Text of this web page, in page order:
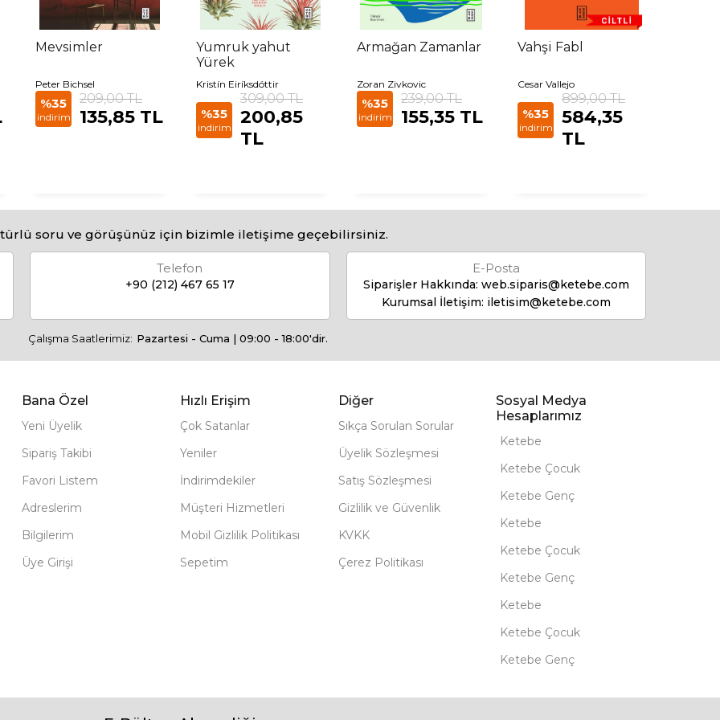
Mevsimler
Peter Bichsel
%35
indirim
209,00 TL
135,85 TL
Yumruk yahut
Yürek
Kristín Eiríksdóttir
%35
indirim
309,00 TL
200,85
TL
Armağan Zamanlar
Zoran Zivkovic
%35
indirim
239,00 TL
155,35 TL
Vahşi Fabl
Cesar Vallejo
%35
indirim
899,00 TL
584,35
TL
soru ve görüşünüz için bizimle iletişime geçebilirsiniz.
Telefon
+90 (212) 467 65 17
E-Posta
Siparişler Hakkında: web.siparis@ketebe.com
Kurumsal İletişim: iletisim@ketebe.com
Çalışma Saatlerimiz: Pazartesi - Cuma | 09:00 - 18:00'dir.
Bana Özel
Yeni Üyelik
Sipariş Takibi
Favori Listem
Adreslerim
Bilgilerim
Üye Girişi
Hızlı Erişim
Çok Satanlar
Yeniler
İndirimdekiler
Müşteri Hizmetleri
Mobil Gizlilik Politikası
Sepetim
Diğer
Sıkça Sorulan Sorular
Üyelik Sözleşmesi
Satış Sözleşmesi
Gizlilik ve Güvenlik
KVKK
Çerez Politikası
Sosyal Medya
Hesaplarımız
Ketebe
Ketebe Çocuk
Ketebe Genç
Ketebe
Ketebe Çocuk
Ketebe Genç
Ketebe
Ketebe Çocuk
Ketebe Genç